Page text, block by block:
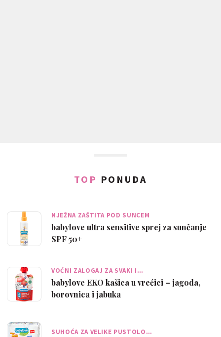
TOP PONUDA
NJEŽNA ZAŠTITA POD SUNCEM
babylove ultra sensitive sprej za sunčanje
SPF 50+
VOĆNI ZALOGAJ ZA SVAKI I…
babylove EKO kašica u vrećici – jagoda,
borovnica i jabuka
SUHOĆA ZA VELIKE PUSTOLO…